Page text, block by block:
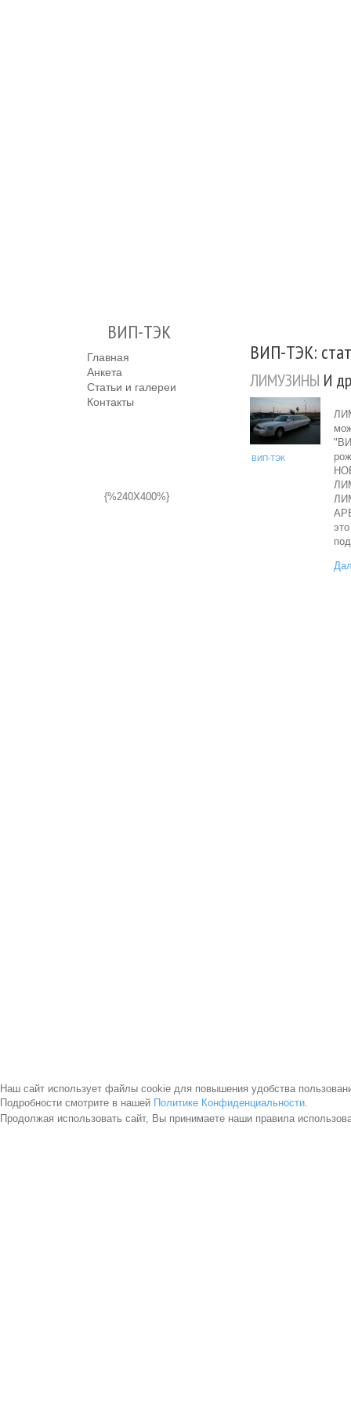
ВИП-ТЭК
Главная
Анкета
Статьи и галереи
Контакты
{%240X400%}
ВИП-ТЭК:
ЛИМУЗИНЫ И
ВИП-ТЭК
Наш сайт использует файлы cookie для повышения удобства
Подробности смотрите в нашей Политике Конфиденциальности.
Продолжая использовать сайт, Вы принимаете наши правила